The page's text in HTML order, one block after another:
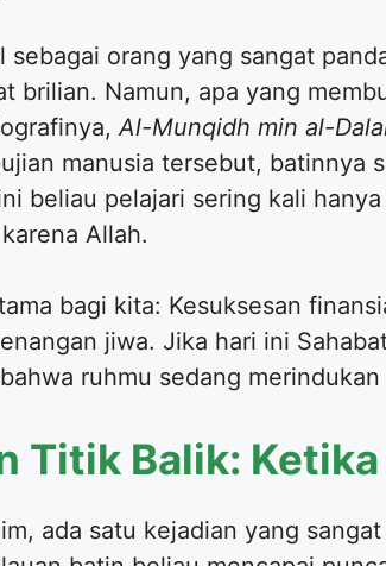
sebagai orang yang sangat
brilian. Namun, apa yang
Al-Munqidh min al-
manusia tersebut, batinnya
beliau pelajari sering kali
Allah.
bagi kita: Kesuksesan
jiwa. Jika hari ini
ruhmu sedang
Titik Balik:
ada satu kejadian yang